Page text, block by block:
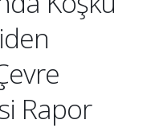
Rapor